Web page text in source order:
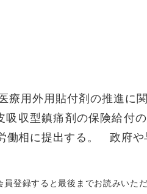
療用外用貼付剤の推進に
収型鎮痛剤の保険給付
働相に提出する。 政府
員登録すると最後までお読みいただ